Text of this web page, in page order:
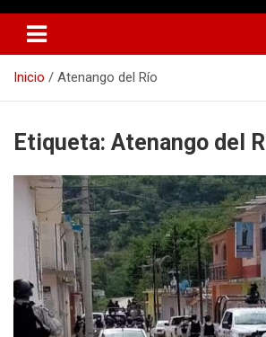
Réplica
Inicio Atenango del Río
Etiqueta: Atenango del